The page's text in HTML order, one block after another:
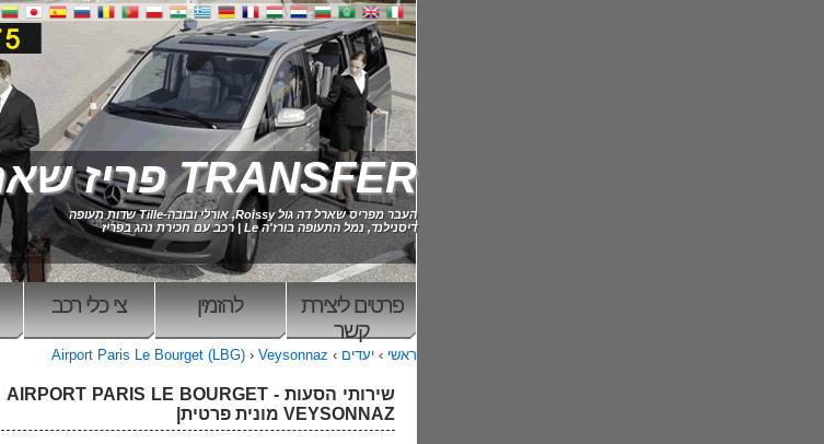
TRANSFER פריז שארל דה גול
העבר מפריס שארל דה גול Roissy, אורלי ובובה-Tille שדות תעופה
דיסנילנד, נמל התעופה בורז'ה Le | רכב עם חכירת נהג בפריז
צי כלי רכב להזמין
פרטים ליצירת
קשר
ראשי › יעדים ›
Airport Paris Le Bourget (LBG) › Veysonnaz
שירותי הסעות AIRPORT PARIS LE BOURGET -
VEYSONNAZ מונית פרטית|